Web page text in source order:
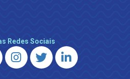
Redes Sociais